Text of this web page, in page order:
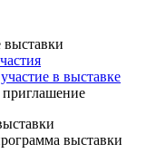
в выставке
выставки